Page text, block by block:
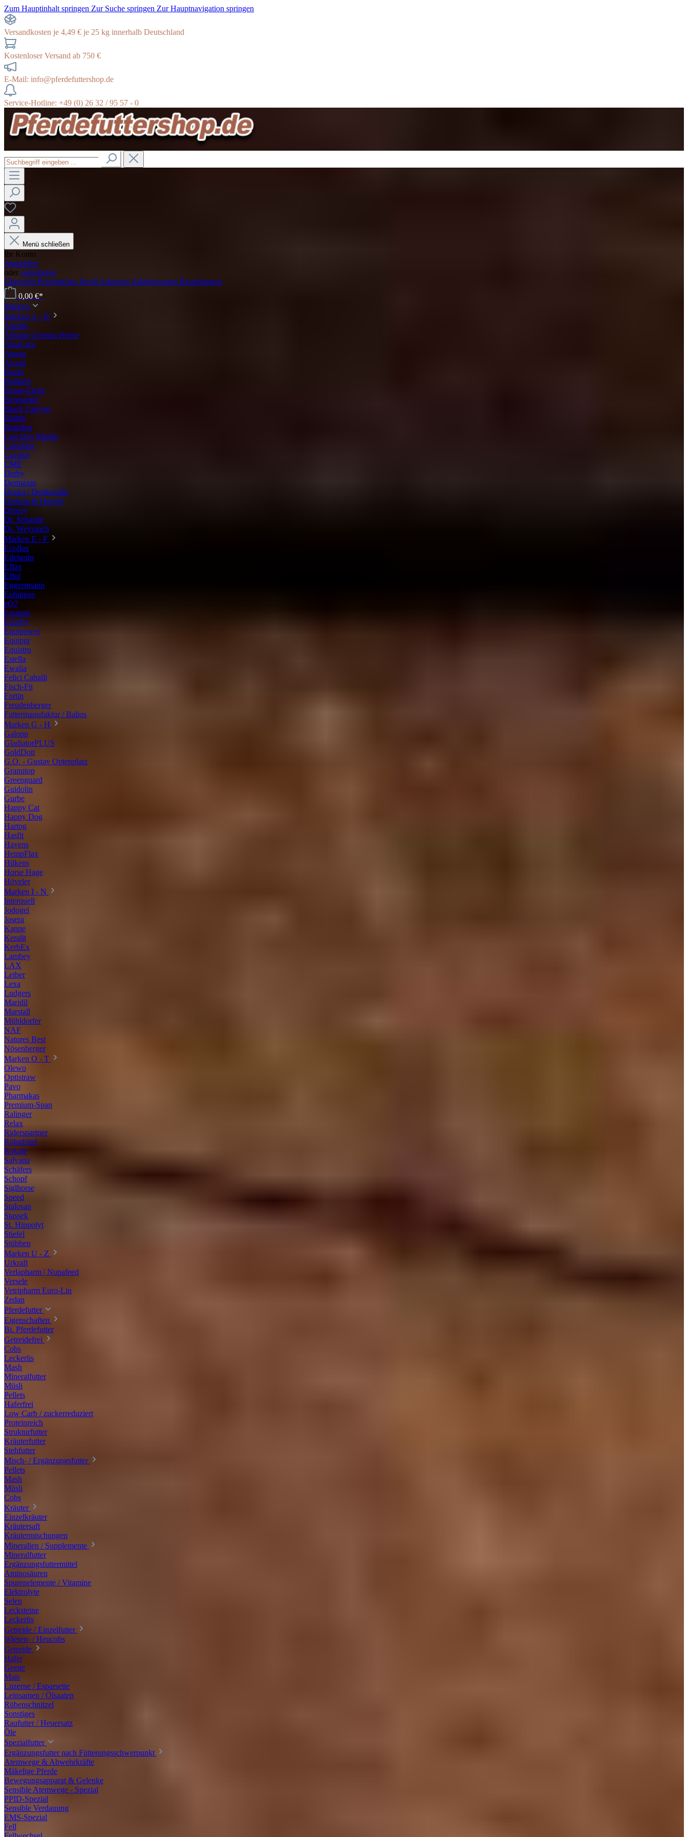
Zum Hauptinhalt springen Zur Suche springen Zur Hauptnavigation springen
Versandkosten je 4,49 € je 25 kg innerhalb Deutschland
Kostenloser Versand ab 750 €
E-Mail: info@pferdefuttershop.de
Service-Hotline: +49 (0) 26 32 / 95 57 - 0
Menü schließen
Ihr Konto
Anmelden
oder registrieren
Übersicht Persönliches Profil Adressen Zahlungsarten Bestellungen
0,00 €*
Marken
Marken A - D
Agrobs
Allspan German Horse
AlpaCare
Apuna
Atcom
Backs
Ballistol
Bense-Eicke
Bergsiegel
Black Canyon
Blattin
Brandon
Carr Day Martin
CavaDea
Cavalor
CME
Derby
Dermaxin
Deuka | Deukavallo
Dodson & Horrell
Dreesy
Dr. Schaette
Dr. Weyrauch
Marken E - F
Ecoflax
Edelgrün
Effax
Effol
Eggersmann
Eohippos
eQ7
Equanis
Equifyt
Equipower
Equipur
Equistro
Estella
Ewalia
Felici Caballi
Fisch-Fit
Fortin
Freudenberger
Futtermanufaktur / Balios
Marken G - H
Galopp
GladiatorPLUS
GoldDott
G.O. - Gustav Optenplatz
Granutop
Greenguard
Guidolin
Gurbe
Happy Cat
Happy Dog
Hartog
Hasfit
Havens
HempFlax
Hilkens
Horse Hage
Höveler
Marken I - N
Interquell
Jodogel
Josera
Kanne
Keralit
KerbEx
Lambey
LAX
Leiber
Lexa
Ludgers
Maridil
Marstall
Mühldorfer
NAF
Natures Best
Nösenberger
Marken O - T
Olewo
Optistraw
Pavo
Pharmakas
Premium-Span
Ralinger
Relax
Riderspartner
Röhnfried
Rokale
Salvana
Schäfers
Schopf
Siglhorse
Speed
Stalosan
Stassek
St. Hippolyt
Stiefel
Stübben
Marken U - Z
Urkraft
Verlapharm | Nupafeed
Versele
Vetripharm Euro-Lin
Zedan
Pferdefutter
Eigenschaften
Bi. Pferdefutter
Getreidefrei
Cobs
Leckerlis
Mash
Mineralfutter
Müsli
Pellets
Haferfrei
Low Carb / zuckerreduziert
Proteinreich
Strukturfutter
Kräuterfutter
Stehfutter
Misch- / Ergänzungsfutter
Pellets
Mash
Müsli
Cobs
Kräuter
Einzelkräuter
Kräutersaft
Kräutermischungen
Mineralien / Supplemente
Mineralfutter
Ergänzungsfuttermittel
Aminosäuren
Spurenelemente / Vitamine
Elektrolyte
Selen
Lecksteine
Leckerlis
Getreide / Einzelfutter
Wiesen- / Heucobs
Getreide
Hafer
Gerste
Mais
Luzerne / Esparsette
Leinsamen / Ölsaaten
Rübenschnitzel
Sonstiges
Raufutter / Heuersatz
Öle
Spezialfutter
Ergänzungsfutter nach Fütterungsschwerpunkt
Atemwege & Abwehrkräfte
Mäkelige Pferde
Bewegungsapparat & Gelenke
Sensible Atemwege - Spezial
PPID-Spezial
Sensible Verdauung
EMS-Spezial
Fell